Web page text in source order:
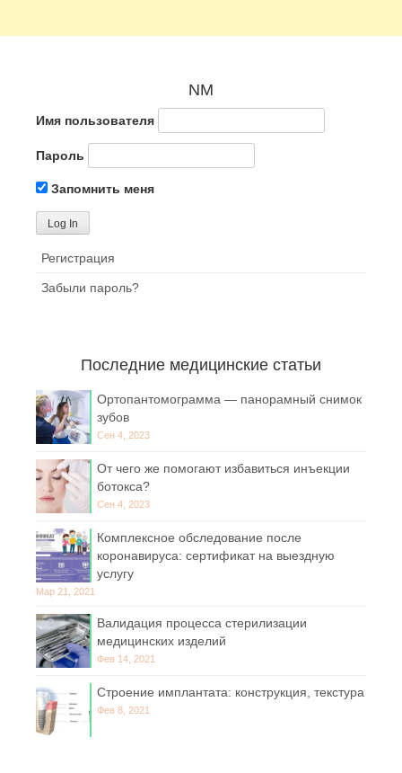
NM
Имя пользователя
Пароль
Запомнить меня
Регистрация
Забыли пароль?
Последние медицинские статьи
Ортопантомограмма — панорамный снимок
зубов
Сен 4, 2023
От чего же помогают избавиться инъекции
ботокса?
Сен 4, 2023
Комплексное обследование после
коронавируса: сертификат на выездную
услугу
Мар 21, 2021
Валидация процесса стерилизации
медицинских изделий
Фев 14, 2021
Строение имплантата: конструкция, текстура
Фев 8, 2021